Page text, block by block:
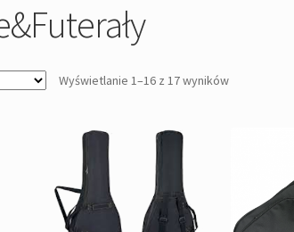
Wyświetlanie 1–16 z 17 wynikówPosortowane